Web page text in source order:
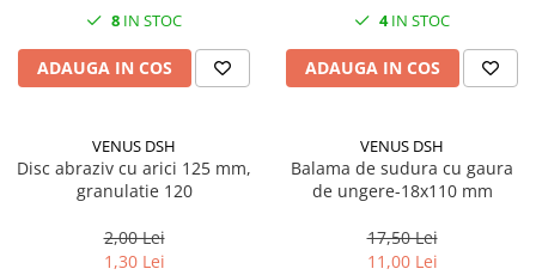
Hamace si leagane
Leagane copii
Lopeti si unelte deszapezit
Mufe si conectori irigare
8 IN STOC
ADAUGA IN COS
4IN STOC
ADAUGA IN COS
VENUS DSH
Disc abraziv cu arici 125 mm,
granulatie 120
2,00 Lei
1,30 Lei
VENUS DSH
Balama de sudura cu gaura
de ungere-18x110 mm
17,50 Lei
11,00 Lei